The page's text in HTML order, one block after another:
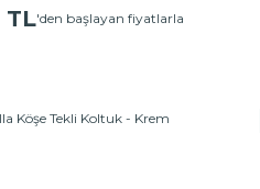
TL'den başlayan fiyatlarla